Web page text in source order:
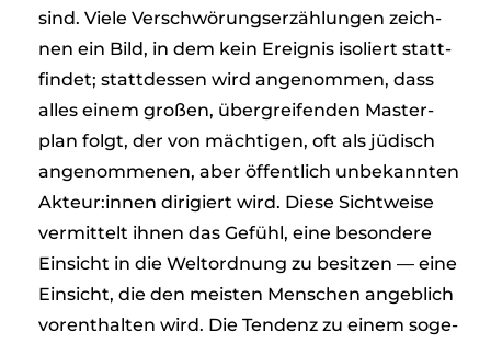
sind. Viele Ver­schwö­rungs­er­zäh­lun­gen zeich­
nen ein Bild, in dem kein Ereig­nis iso­liert statt­
fin­det; statt­des­sen wird ange­nom­men, dass
alles einem gro­ßen, über­grei­fen­den Mas­ter­
plan folgt, der von mäch­ti­gen, oft als jüdisch
ange­nom­me­nen, aber öffent­lich unbe­kann­ten
Akteur:innen diri­giert wird. Diese Sicht­weise
ver­mit­telt ihnen das Gefühl, eine beson­dere
Ein­sicht in die Welt­ord­nung zu besit­zen — eine
Ein­sicht, die den meis­ten Men­schen angeb­lich
vor­ent­hal­ten wird. Die Ten­denz zu einem soge­